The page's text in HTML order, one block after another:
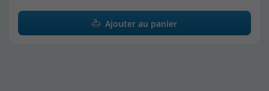
Ajouter au panier